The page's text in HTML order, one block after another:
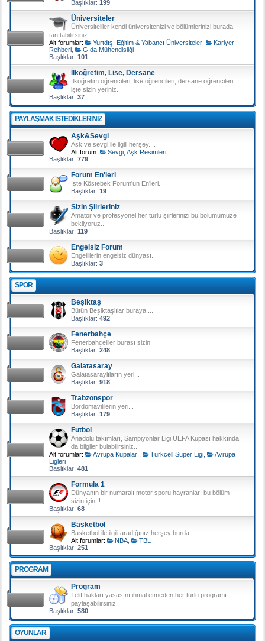
Başlıklar: 199
Üniversiteler
Üniversiteliler kendi üniversitenizi ve bölümlerinizi burada
tanıtabilirsiniz...
Alt forumlar:
Yurtdışı Eğitim & Yabancı Üniversiteler,
Kariyer
Rehberi
Gıda Mühendisliği
Başlıklar: 101
İlköğretim, Lise, Dersane
İlköğretim öğrencileri, lise öğrencileri, dersane öğrencileri
işte sizin yeriniz...
Başlıklar: 37
PAYLAŞMAK ISTEDIKLERINIZ
Aşk&Sevgi
Aşk ve sevgi ile ilgili herşey....
Alt forum:
Sevgi, Aşk Resimleri
Başlıklar: 779
Forum En'leri
İşte Köstebek Forum'un En'leri...
Başlıklar: 19
Sizin Şiirleriniz
Amatör ve profesyonel her türlü şiirlerinizi bu bölümümüze
bekliyoruz...
Başlıklar: 119
Engelsiz Forum
Engellilerin engelsiz dünyası..
Başlıklar: 3
SPOR
Beşiktaş
Bütün Beşiktaşlılar buraya....
Başlıklar: 492
Fenerbahçe
Fenerbahçeliler burası sizin
Başlıklar: 248
Galatasaray
Galatasaraylıların yeri...
Başlıklar: 918
Trabzonspor
Bordomavililerin yeri...
Başlıklar: 179
Futbol
Anadolu takımları, Şampiyonlar Ligi,UEFA Kupası hakkında
da bilgiler bulabilirsiniz...
Alt forumlar:
Avrupa Kupaları Turkcell Süper Ligi,
Avrupa
Ligleri
Başlıklar: 481
Formula 1
Dünyanın bir numaralı motor sporu hayranları bu bölüm
sizin için!!!
Başlıklar: 68
Basketbol
Basketbol ile ilgili aradığınız herşey burda...
Alt forumlar:
NBA,
TBL
Başlıklar: 251
PROGRAM
Program
Telif hakları yasasını ihmal etmeden her türlü programı
paylaşabilirsiniz.
Başlıklar: 580
OYUNLAR